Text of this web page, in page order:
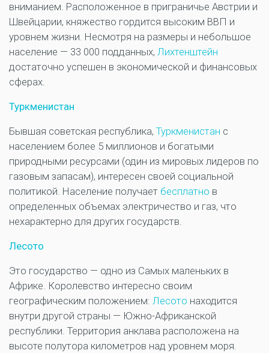
вниманием. Расположенное в приграничье Австрии и
Швейцарии, княжество гордится высоким ВВП и
уровнем жизни. Несмотря на размеры и небольшое
население — 33 000 подданных, Лихтенштейн
достаточно успешен в экономической и финансовых
сферах.
Туркменистан
Бывшая советская республика, Туркменистан с
населением более 5 миллионов и богатыми
природными ресурсами (один из мировых лидеров по
газовым запасам), интересен своей социальной
политикой. Население получает бесплатно в
определенных объемах электричество и газ, что
нехарактерно для других государств.
Лесото
Это государство — одно из Самых маленьких в
Африке. Королевство интересно своим
географическим положением: Лесото находится
внутри другой страны — Южно-Африканской
республики. Территория анклава расположена на
высоте полутора километров над уровнем моря.